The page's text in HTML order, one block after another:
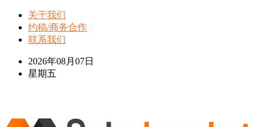
关于我们
约稿/商务合作
联系我们
2026年08月07日
星期五